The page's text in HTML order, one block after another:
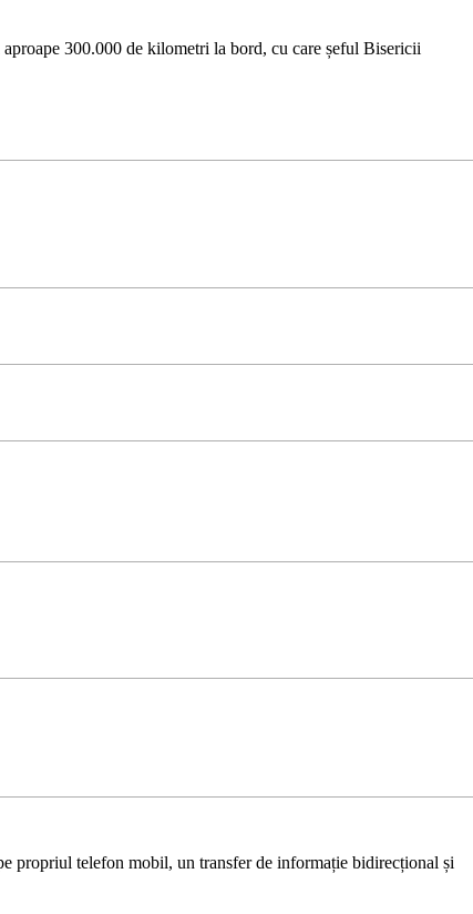
300.000 de kilometri la bord, cu care șeful Bisericii
propriul telefon mobil, un transfer de informație bidirecțional și